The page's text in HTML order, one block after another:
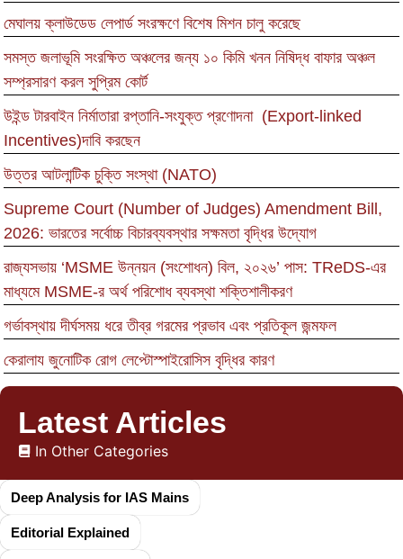
মেঘালয় ক্লাউডেড লেপার্ড সংরক্ষণে বিশেষ মিশন চালু করেছে
সমস্ত জলাভূমি সংরক্ষিত অঞ্চলের জন্য ১০ কিমি খনন নিষিদ্ধ বাফার অঞ্চল
সম্প্রসারণ করল সুপ্রিম কোর্ট
উইন্ড টারবাইন নির্মাতারা রপ্তানি-সংযুক্ত প্রণোদনা (Export-linked
Incentives)দাবি করছেন
উত্তর আটলান্টিক চুক্তি সংস্থা (NATO)
Supreme Court (Number of Judges) Amendment Bill,
2026: ভারতের সর্বোচ্চ বিচারব্যবস্থার সক্ষমতা বৃদ্ধির উদ্যোগ
রাজ্যসভায় ‘MSME উন্নয়ন (সংশোধন) বিল, ২০২৬’ পাস: TReDS-এর
মাধ্যমে MSME-র অর্থ পরিশোধ ব্যবস্থা শক্তিশালীকরণ
গর্ভাবস্থায় দীর্ঘসময় ধরে তীব্র গরমের প্রভাব এবং প্রতিকূল জন্মফল
কেরালায জুনোটিক রোগ লেপ্টোস্পাইরোসিস বৃদ্ধির কারণ
Latest Articles
In Other Categories
Deep Analysis for IAS Mains
Editorial Explained